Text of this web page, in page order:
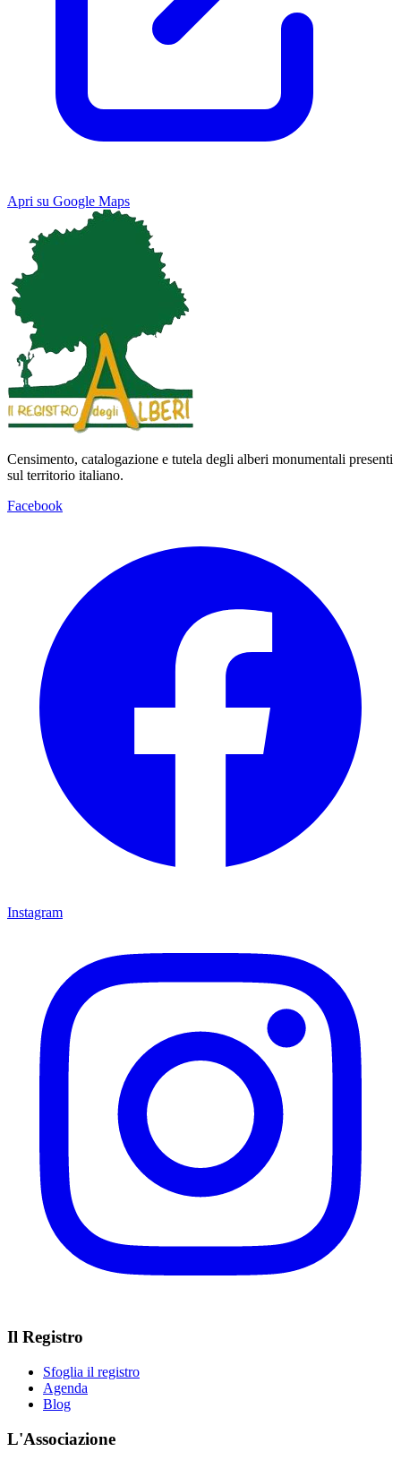
Apri su Google Maps
Map Satellite
Keyboard shortcuts
Censimento, catalogazione e tutela degli alberi monumentali presenti
sul territorio italiano.
Facebook
Instagram
Il Registro
Sfoglia il registro
Agenda
Blog
L'Associazione